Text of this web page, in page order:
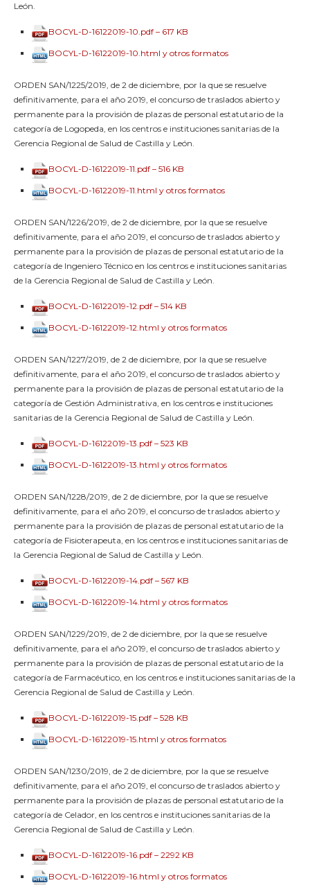
León.
BOCYL-D-16122019-10.pdf – 617 KB
BOCYL-D-16122019-10.html y otros formatos
ORDEN SAN/1225/2019, de 2 de diciembre, por la que se resuelve
definitivamente, para el año 2019, el concurso de traslados abierto y
permanente para la provisión de plazas de personal estatutario de la
categoría de Logopeda, en los centros e instituciones sanitarias de la
Gerencia Regional de Salud de Castilla y León.
BOCYL-D-16122019-11.pdf – 516 KB
BOCYL-D-16122019-11.html y otros formatos
ORDEN SAN/1226/2019, de 2 de diciembre, por la que se resuelve
definitivamente, para el año 2019, el concurso de traslados abierto y
permanente para la provisión de plazas de personal estatutario de la
categoría de Ingeniero Técnico en los centros e instituciones sanitarias
de la Gerencia Regional de Salud de Castilla y León.
BOCYL-D-16122019-12.pdf – 514 KB
BOCYL-D-16122019-12.html y otros formatos
ORDEN SAN/1227/2019, de 2 de diciembre, por la que se resuelve
definitivamente, para el año 2019, el concurso de traslados abierto y
permanente para la provisión de plazas de personal estatutario de la
categoría de Gestión Administrativa, en los centros e instituciones
sanitarias de la Gerencia Regional de Salud de Castilla y León.
BOCYL-D-16122019-13.pdf – 523 KB
BOCYL-D-16122019-13.html y otros formatos
ORDEN SAN/1228/2019, de 2 de diciembre, por la que se resuelve
definitivamente, para el año 2019, el concurso de traslados abierto y
permanente para la provisión de plazas de personal estatutario de la
categoría de Fisioterapeuta, en los centros e instituciones sanitarias de
la Gerencia Regional de Salud de Castilla y León.
BOCYL-D-16122019-14.pdf – 567 KB
BOCYL-D-16122019-14.html y otros formatos
ORDEN SAN/1229/2019, de 2 de diciembre, por la que se resuelve
definitivamente, para el año 2019, el concurso de traslados abierto y
permanente para la provisión de plazas de personal estatutario de la
categoría de Farmacéutico, en los centros e instituciones sanitarias de la
Gerencia Regional de Salud de Castilla y León.
BOCYL-D-16122019-15.pdf – 528 KB
BOCYL-D-16122019-15.html y otros formatos
ORDEN SAN/1230/2019, de 2 de diciembre, por la que se resuelve
definitivamente, para el año 2019, el concurso de traslados abierto y
permanente para la provisión de plazas de personal estatutario de la
categoría de Celador, en los centros e instituciones sanitarias de la
Gerencia Regional de Salud de Castilla y León.
BOCYL-D-16122019-16.pdf – 2292 KB
BOCYL-D-16122019-16.html y otros formatos